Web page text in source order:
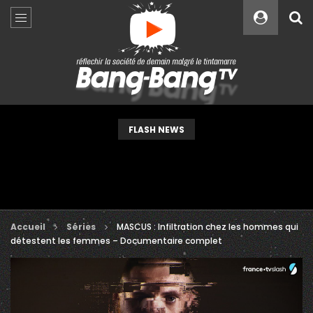
FLASH NEWS
Accueil Séries
MASCUS : Infiltration chez les hommes qui
détestent les femmes – Documentaire complet
Custom Amount
VEUILLEZ PATIENTER...